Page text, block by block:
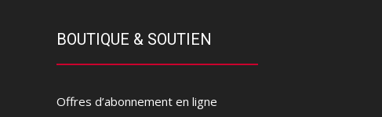
BOUTIQUE & SOUTIEN
Offres d’abonnement en ligne